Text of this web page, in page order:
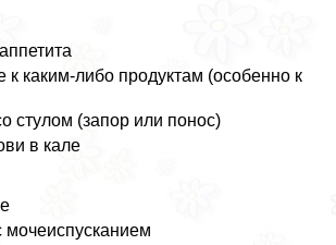
каким-либо продуктам (особенно к
стулом (запор или понос)
в кале